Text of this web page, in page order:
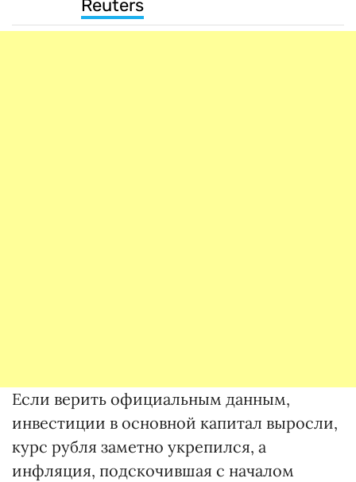
Reuters
Если верить официальным данным,
инвестиции в основной капитал выросли,
курс рубля заметно укрепился, а
инфляция, подскочившая с началом